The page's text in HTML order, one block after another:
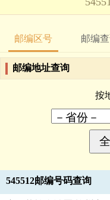
邮编区号 邮编
邮编地址查询
按
545512邮编号码查询